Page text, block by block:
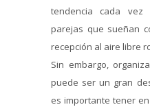
tendencia cada
parejas que sueñan
recepción al aire libre
Sin embargo,
puede ser un gran
es importante tener